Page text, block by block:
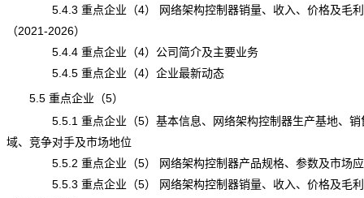
5.4.3 重点企业（4） 网络架构控制器销量、收入、价格及毛
（2021-2026）
5.4.4 重点企业（4）公司简介及主要业务
5.4.5 重点企业（4）企业最新动态
5.5 重点企业（5）
5.5.1 重点企业（5）基本信息、网络架构控制器生产基地、销
域、竞争对手及市场地位
5.5.2 重点企业（5） 网络架构控制器产品规格、参数及市场
5.5.3 重点企业（5） 网络架构控制器销量、收入、价格及毛